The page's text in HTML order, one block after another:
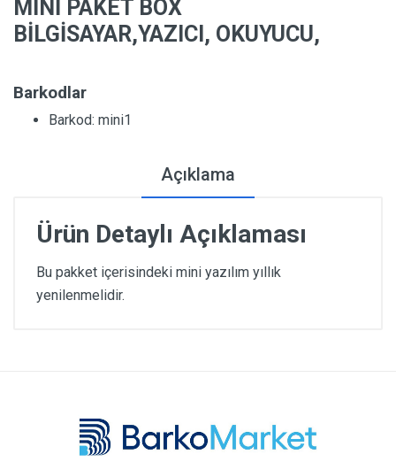
MİNİ PAKET BOX
BİLGİSAYAR,YAZICI, OKUYUCU,
Barkodlar
Barkod: mini1
Açıklama
Ürün Detaylı Açıklaması
Bu pakket içerisindeki mini yazılım yıllık
yenilenmelidir.